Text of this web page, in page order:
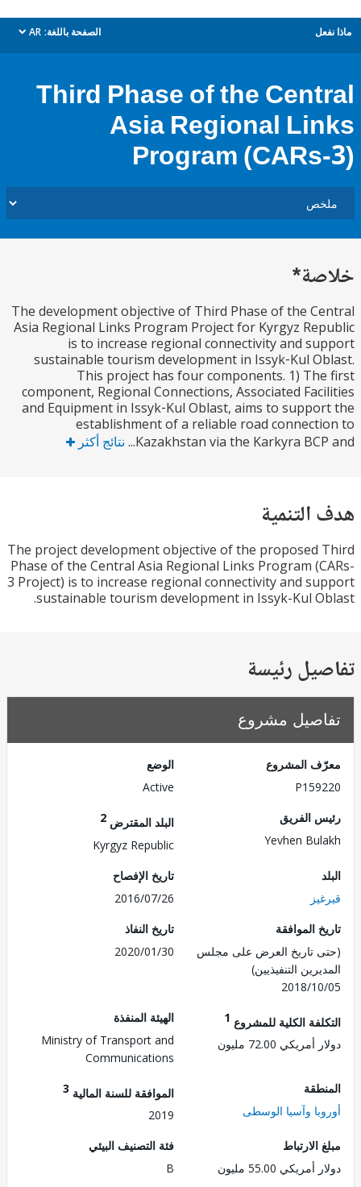
الصفحة باللغة: AR
dropdown
Third Phase of the
Asia Regional
Program
The development objective of Third Phase of the
Asia Regional Links Program Project for Kyrgyz
is to increase regional connectivity and
sustainable tourism development in Issyk‐Kul
This project has four components. 1)
component, Regional Connections, Associated
and Equipment in Issyk‐Kul Oblast, aims to
establishment of a reliable road
Kazakhstan via the Karkyra
نتائج أكثر
The project development objective of the
Phase of the Central Asia Regional Links Program
3 Project) is to increase regional connectivity and
sustainable tourism development in Issyk-Kul
رئيسة
مشروع
المشروع
الفريق
Yevhen
البلد المقترض
Kyrgyz Republic
تاريخ الإفصاح
2016/07/26
الموافقة
تاريخ العرض على مجلس
التنفيذيين)
2018/
تاريخ النفاذ
2020/01/30
الكلية للمشروع1
72.00 مليون
الهيئة المنفذة
Ministry of Transport and
Communications
وآسيا الوسطى
الموافقة للسنة المالية3
55.00 مليون
فئة التصنيف البيئي